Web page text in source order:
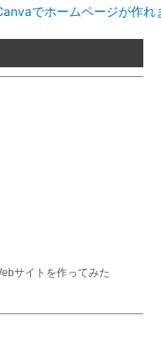
サイトを作ってみた